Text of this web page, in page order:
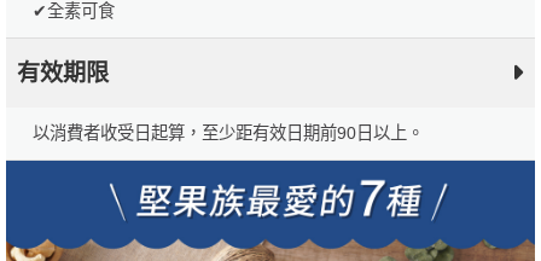
✔全素可食
有效期限
以消費者收受日起算，至少距有效日期前90日以上。